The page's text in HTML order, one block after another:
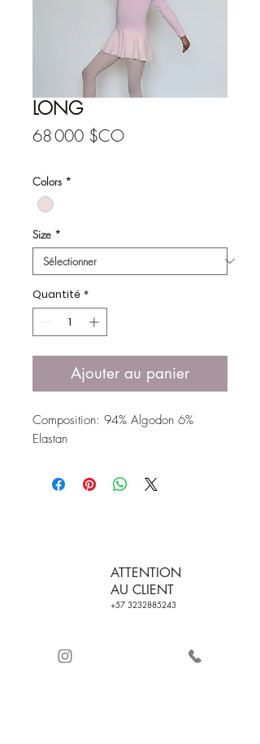
LONG
68 000 $COPrix
Colors *
Size *
Quantité *
Ajouter au panier
Composition: 94% Algodon 6%
Elastan
ATTENTION
AU CLIENT
+57 3232885243